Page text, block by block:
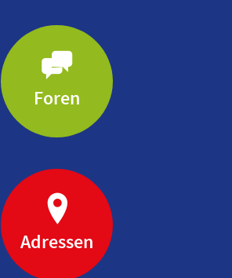
Foren
Adressen